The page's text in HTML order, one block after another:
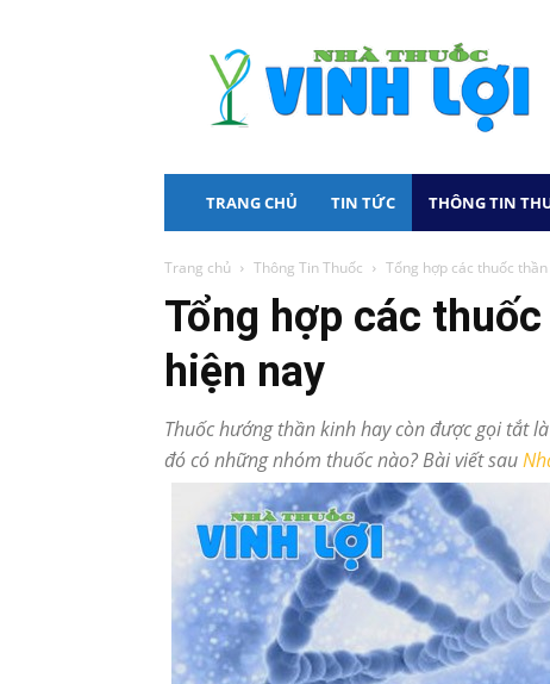
Nhà
Thuốc
Vinh
Lợi
TRANG CHỦ TIN TỨC THÔNG TIN
Trang chủ Thông Tin Thuốc Tổng hợp các thuốc
Tổng hợp các
hiện nay
Thuốc hướng thần kinh hay còn được gọi tắt là
đó có những nhóm thuốc nào? Bài viết sau